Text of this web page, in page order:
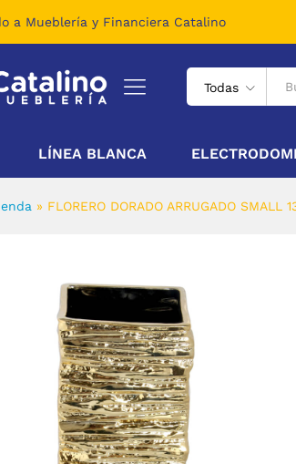
a Mueblería y Financiera Catalino
Todas
LÍNEA BLANCA
» FLORERO DORADO ARRUGADO SMALL
Descripción